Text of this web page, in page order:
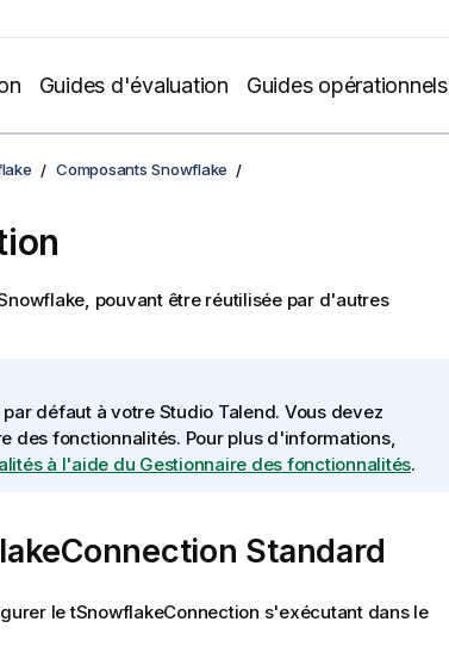
Guides d'évaluation Guides opérationnels
Composants Snowflake
pouvant être réutilisée par d'autres
défaut à votre Studio Talend. Vous devez
des fonctionnalités. Pour plus d'informations,
à l'aide du Gestionnaire des fonctionnalités.
Standard
letSnowflakeConnection s'exécutant dans le